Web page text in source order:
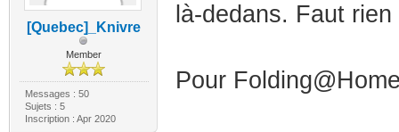
[Quebec]_Knivre
Member
Messages : 50
Sujets : 5
Inscription : Apr 2020
là-dedans. Faut
Pour